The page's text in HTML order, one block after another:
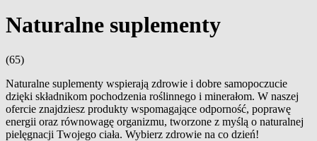
Naturalne suplementy
(65)
Naturalne suplementy wspierają zdrowie i dobre samopoczucie
dzięki składnikom pochodzenia roślinnego i minerałom. W naszej
ofercie znajdziesz produkty wspomagające odporność, poprawę
energii oraz równowagę organizmu, tworzone z myślą o naturalnej
pielęgnacji Twojego ciała. Wybierz zdrowie na co dzień!